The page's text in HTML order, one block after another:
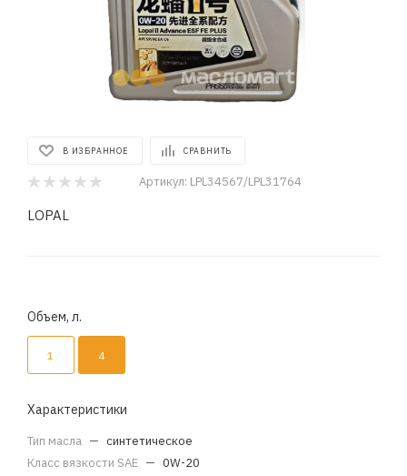
В ИЗБРАННОЕ СРАВНИТЬ
Артикул: LPL34567/LPL31764
LOPAL
Объем, л.
1 4
Характеристики
Тип масла — синтетическое
Класс вязкости SAE — 0W-20